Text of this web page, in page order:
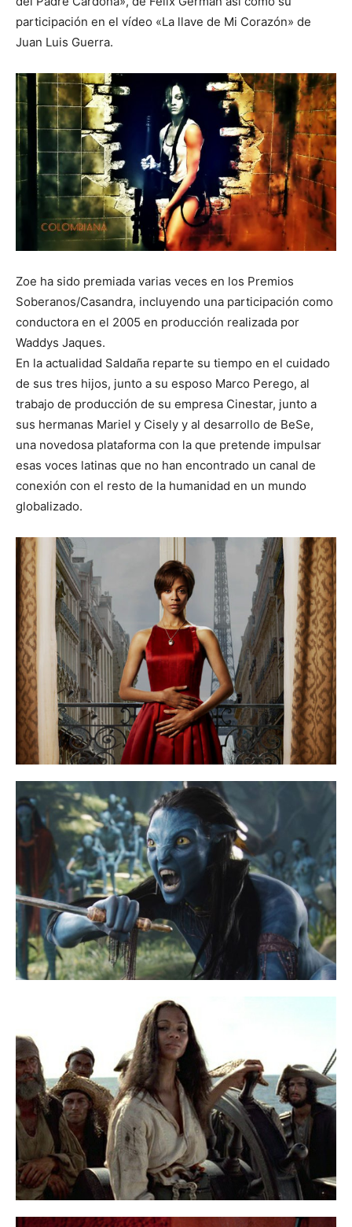
participación en el vídeo «La llave de Mi Corazón» de
Juan Luis Guerra.
Zoe ha sido premiada varias veces en los Premios
Soberanos/Casandra, incluyendo una participación como
conductora en el 2005 en producción realizada por
Waddys Jaques.
En la actualidad Saldaña reparte su tiempo en el cuidado
de sus tres hijos, junto a su esposo Marco Perego, al
trabajo de producción de su empresa Cinestar, junto a
sus hermanas Mariel y Cisely y al desarrollo de BeSe,
una novedosa plataforma con la que pretende impulsar
esas voces latinas que no han encontrado un canal de
conexión con el resto de la humanidad en un mundo
globalizado.